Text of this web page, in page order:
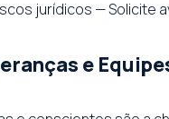
jurídicos — Solicite
e